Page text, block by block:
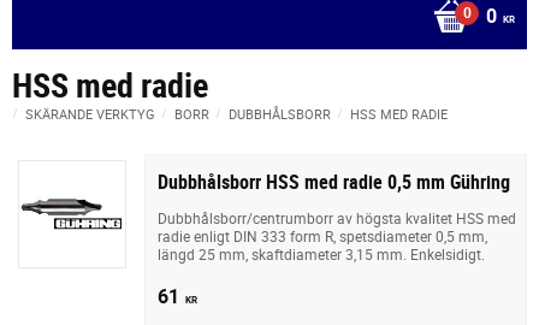
0 KR
HSS med radie
SKÄRANDE VERKTYG BORR DUBBHÅLSBORR HSS MED RADIE
Dubbhålsborr HSS med radie 0,5 mm Gühring
Dubbhålsborr/centrumborr av högsta kvalitet HSS med
radie enligt DIN 333 form R, spetsdiameter 0,5 mm,
längd 25 mm, skaftdiameter 3,15 mm. Enkelsidigt.
61 KR